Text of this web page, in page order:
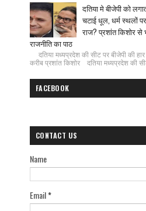
दतिया मे बीजेपी को
चटाई धूल, धर्म स्थलों
राज? प्रशांत किशोर से
राजनीति का पाठ
दतिया मध्यप्रदेश की सीट पर बीजेपी की
करीब प्रशांत किशोर दतिया मध्यप्रदेश की
FACEBOOK
CONTACT US
Name
Email*